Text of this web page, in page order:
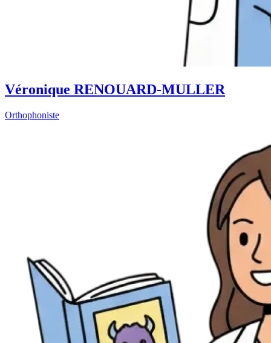
Véronique RENOUARD-MULLER
Orthophoniste